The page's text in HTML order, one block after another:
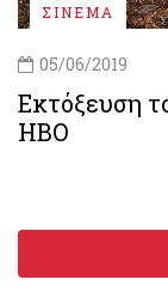
ΣΙΝΕΜΑ
05/06/2019
Εκτόξευση
HBO